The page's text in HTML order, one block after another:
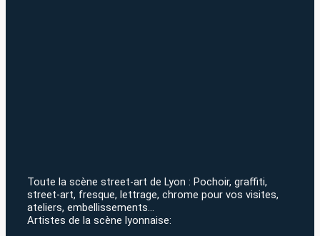
Toute la scène street-art de Lyon : Pochoir, graffiti,
street-art, fresque, lettrage, chrome pour vos visites,
ateliers, embellissements…
Artistes de la scène lyonnaise: